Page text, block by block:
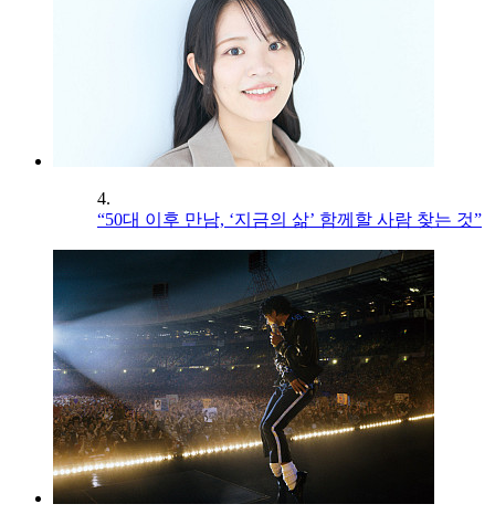
4.
“50대 이후 만남, ‘지금의 삶’ 함께할 사람 찾는 것”